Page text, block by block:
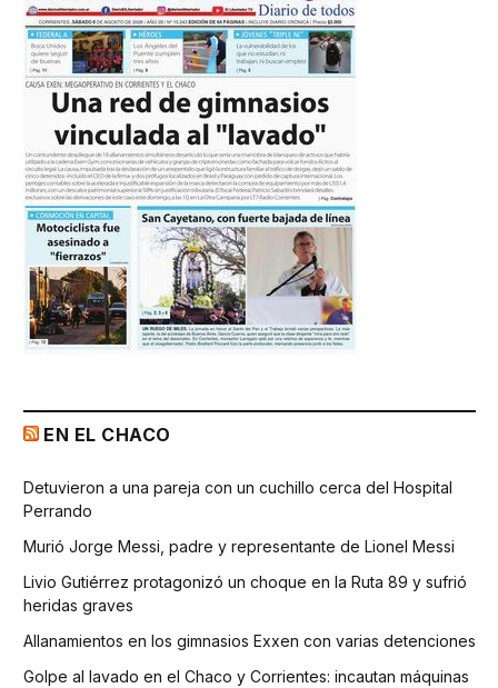
EN EL CHACO
Detuvieron a una pareja con un cuchillo cerca del Hospital
Perrando
Murió Jorge Messi, padre y representante de Lionel Messi
Livio Gutiérrez protagonizó un choque en la Ruta 89 y sufrió
heridas graves
Allanamientos en los gimnasios Exxen con varias detenciones
Golpe al lavado en el Chaco y Corrientes: incautan máquinas